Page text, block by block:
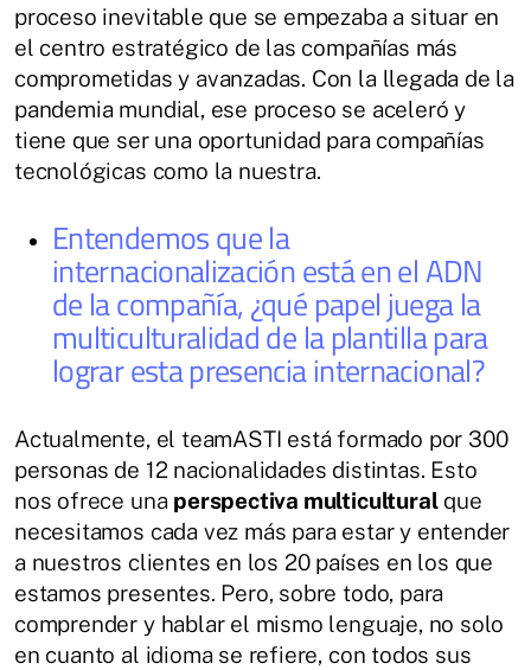
proceso inevitable que se empezaba a situar en
el centro estratégico de las compañías más
comprometidas y avanzadas. Con la llegada de la
pandemia mundial, ese proceso se aceleró y
tiene que ser una oportunidad para compañías
tecnológicas como la nuestra.
Entendemos que la
internacionalización está en el ADN
de la compañía, ¿qué papel juega la
multiculturalidad de la plantilla para
lograr esta presencia internacional?
Actualmente, el teamASTI está formado por 300
personas de 12 nacionalidades distintas. Esto
nos ofrece una perspectiva multiculturalque
necesitamos cada vez más para estar y entender
a nuestros clientes en los 20 países en los que
estamos presentes. Pero, sobre todo, para
comprender y hablar el mismo lenguaje, no solo
en cuanto al idioma se refiere, con todos sus